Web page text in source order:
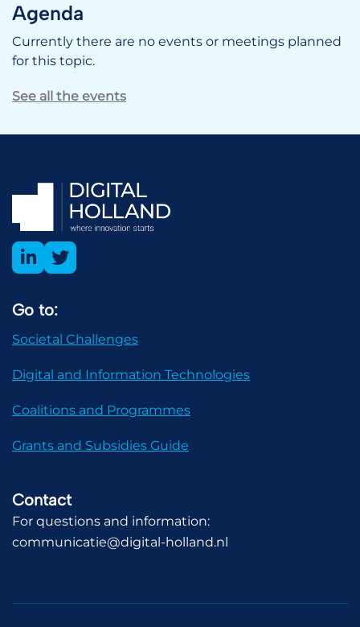
Agenda
Currently there are no events or meetings planned
for this topic.
See all the events
Go to:
Societal Challenges
Digital and Information Technologies
Coalitions and Programmes
Grants and Subsidies Guide
Contact
For questions and information:
communicatie@digital-holland.nl